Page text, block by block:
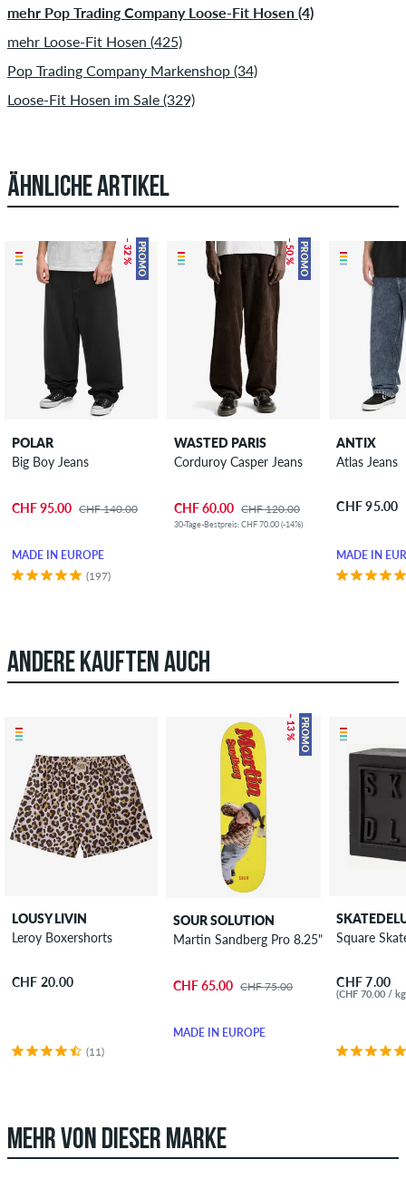
mehr Pop Trading Company Loose-Fit Hosen (4)
mehr Loose-Fit Hosen (425)
Pop Trading Company Markenshop (34)
Loose-Fit Hosen im Sale (329)
ÄHNLICHE ARTIKEL
PROMO
– 32 %
POLAR
Big Boy Jeans
CHF 95.00 CHF 140.00
MADE IN EUROPE
(197)
PROMO
– 50 %
WASTED PARIS
Corduroy Casper Jeans
CHF 60.00 CHF 120.00
30-Tage-Bestpreis: CHF 70.00 (-14%)
ANTIX
Atlas Jeans
CHF 95.00
MADE IN
ANDERE KAUFTEN AUCH
LOUSY LIVIN
Leroy Boxershorts
CHF 20.00
(11)
PROMO
– 13 %
SOUR SOLUTION
Martin Sandberg Pro 8.25" Skateboard
CHF 65.00 CHF 75.00
MADE IN EUROPE
Square
CHF 7.00
(CHF 70.00 /
MEHR VON DIESER MARKE